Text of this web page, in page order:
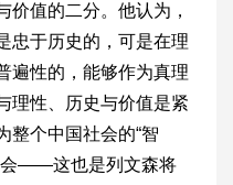
价值的二分。他认为，
忠于历史的，可是在理
遍性的，能够作为真理
理性、历史与价值是紧
整个中国社会的“智
会——这也是列文森将